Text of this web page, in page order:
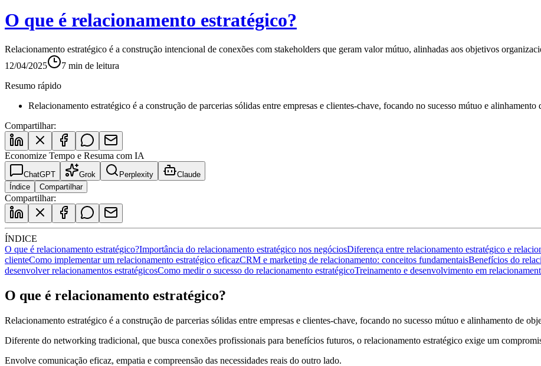
O que é relacionamento estratégico?
Relacionamento estratégico é a construção intencional de conexões com stakeholders que geram valor mútuo, alinhadas aos objetivos
12/04/2025
7 min de leitura
Resumo rápido
Relacionamento estratégico é a construção de parcerias sólidas entre empresas e clientes-chave, focando no sucesso mútuo e
Compartilhar:
Economize Tempo e Resuma com IA
ChatGPT Grok Perplexity
Claude
Índice
Compartilhar
Compartilhar:
ÍNDICE
O que é relacionamento estratégico?Importância do relacionamento estratégico nos negóciosDiferença entre relacionamento estratégico e
clienteComo implementar um relacionamento estratégico eficazCRM e marketing de relacionamento: conceitos fundamentaisBenefícios do
desenvolver relacionamentos estratégicosComo medir o sucesso do relacionamento estratégicoTreinamento e desenvolvimento em
O que é relacionamento estratégico?
Relacionamento estratégico é a construção de parcerias sólidas entre empresas e clientes-chave, focando no sucesso mútuo e alinhamento de
Diferente do networking tradicional, que busca conexões profissionais para benefícios futuros, o relacionamento estratégico exige um
Envolve comunicação eficaz, empatia e compreensão das necessidades reais do outro lado.